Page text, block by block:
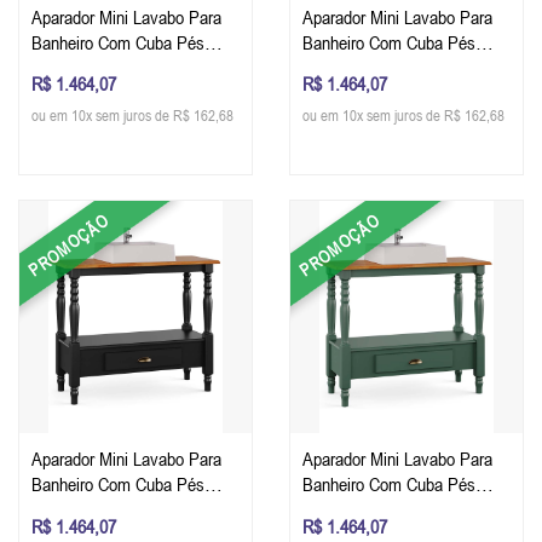
Aparador Mini Lavabo Para
Banheiro Com Cuba Pés
90 x 39 cm (A x L x P) - Cor
Imbuia Glazer
R$ 1.464,07
ou em 10x sem juros de R$ 162,68
Aparador Mini Lavabo Para
Banheiro Com Cuba Pés
90 x 39 cm (A x L x P) - Cor
Offwhite Imbuia Glazer
R$ 1.464,07
ou em 10x sem juros de R$ 162,68
PROMOÇÃO
Aparador Mini Lavabo Para
Banheiro Com Cuba Pés
90 x 39 cm (A x L x P) - Cor
R$ 1.464,07
PROMOÇÃO
Aparador Mini Lavabo Para
Banheiro Com Cuba Pés
90 x 39 cm (A x L x P) - Cor
R$ 1.464,07